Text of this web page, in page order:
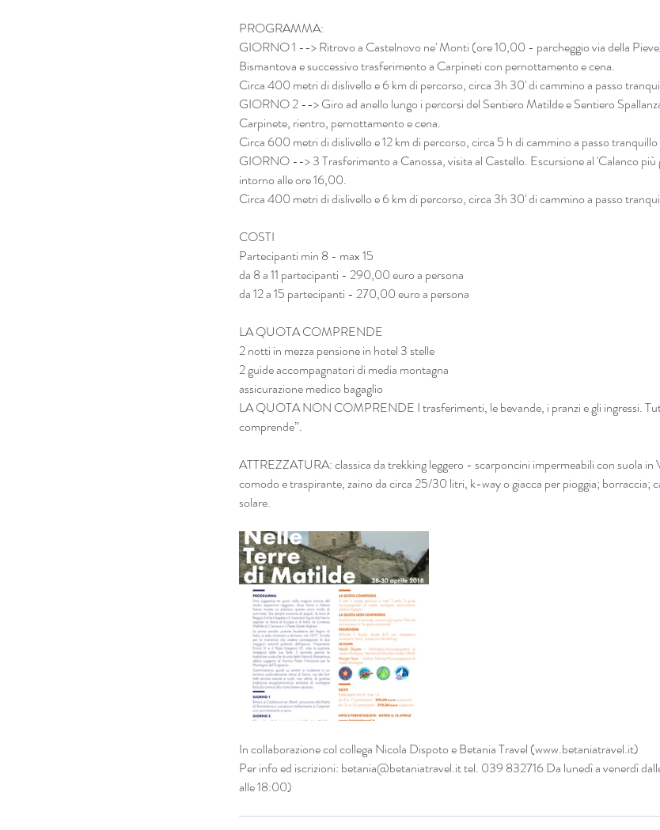
PROGRAMMA:
GIORNO 1 --> Ritrovo a Castelnovo ne' Monti (ore 10,00 - parcheggio via della
Bismantova e successivo trasferimento a Carpineti con pernottamento e cena.
Circa 400 metri di dislivello e 6 km di percorso, circa 3h 30' di cammino a passo
GIORNO 2 --> Giro ad anello lungo i percorsi del Sentiero Matilde e Sentiero
Carpinete, rientro, pernottamento e cena.
Circa 600 metri di dislivello e 12 km di percorso, circa 5 h di cammino a passo
GIORNO --> 3 Trasferimento a Canossa, visita al Castello. Escursione al 'Calanco più
intorno alle ore 16,00.
Circa 400 metri di dislivello e 6 km di percorso, circa 3h 30' di cammino a passo
COSTI
Partecipanti min 8 - max 15
da 8 a 11 partecipanti - 290,00 euro a persona
da 12 a 15 partecipanti - 270,00 euro a persona
LA QUOTA COMPRENDE
2 notti in mezza pensione in hotel 3 stelle
2 guide accompagnatori di media montagna
assicurazione medico bagaglio
LA QUOTA NON COMPRENDE I trasferimenti, le bevande, i pranzi e gli ingressi.
comprende”.
ATTREZZATURA: classica da trekking leggero - scarponcini impermeabili con suola in
comodo e traspirante, zaino da circa 25/30 litri, k-way o giacca per pioggia; borraccia;
solare.
In collaborazione col collega Nicola Dispoto e Betania Travel (www.betaniatravel.it)
Per info ed iscrizioni: betania@betaniatravel.it tel. 039 832716 Da lunedì a venerdì
alle 18:00)